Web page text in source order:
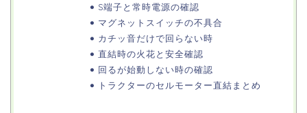
S端子と常時電源の確認
マグネットスイッチの不具合
カチッ音だけで回らない時
直結時の火花と安全確認
回るが始動しない時の確認
トラクターのセルモーター直結まとめ